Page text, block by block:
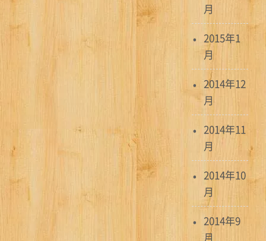
月
2015年1
月
2014年12
月
2014年11
月
2014年10
月
2014年9
月